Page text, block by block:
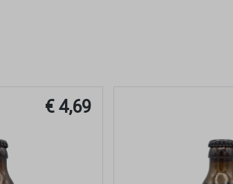
€ 4,69